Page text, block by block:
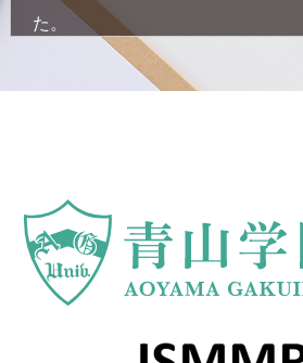
た。
今後の展開としては、新たなプ
コンテンツ公開、ラーニングア
ので、下記のアンケートフォー
ます。詳細が決まりましたら、ご
https://forms.gle/
月末日まで受付延長）